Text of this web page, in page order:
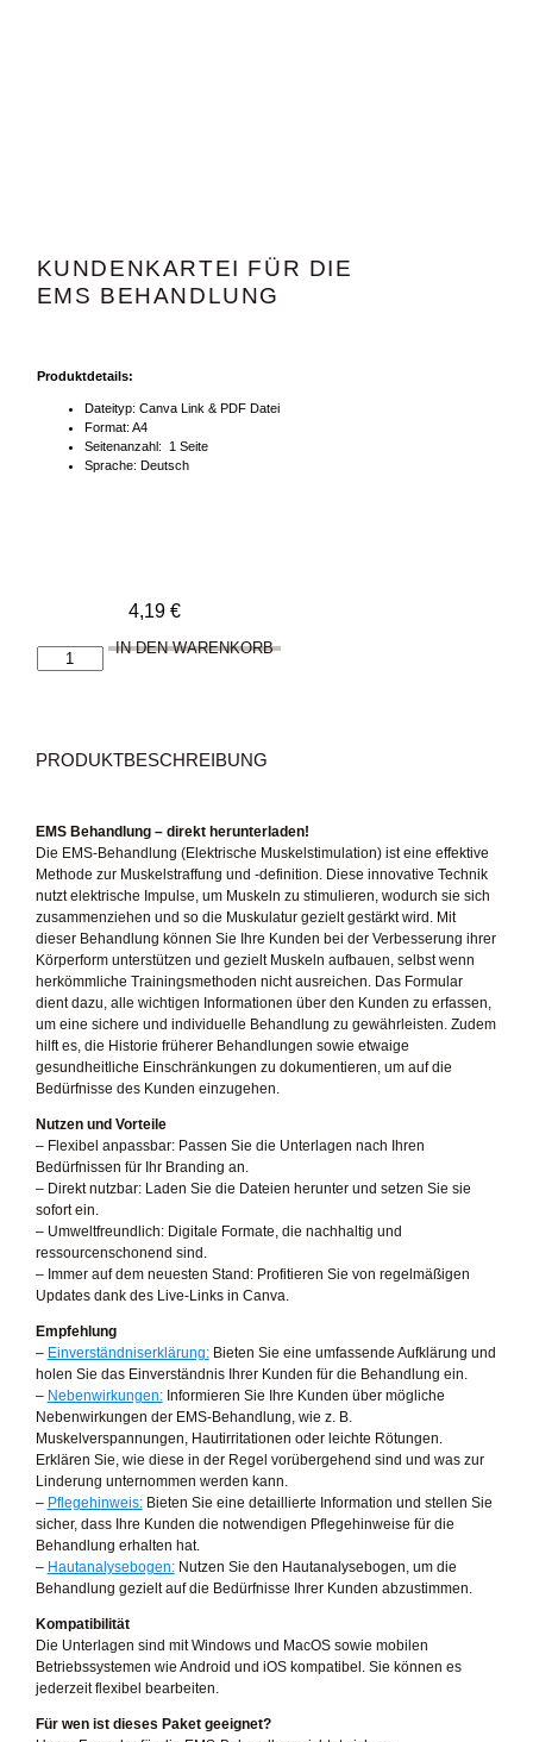
KUNDENKARTEI FÜR DIE
EMS BEHANDLUNG
Produktdetails:
Dateityp: Canva Link & PDF Datei
Format: A4
Seitenanzahl: 1 Seite
Sprache: Deutsch
4,19 €
Kundenkartei
für
Menge
IN DEN WARENKORB
PRODUKTBESCHREIBUNG
EMS Behandlung – direkt herunterladen!
Die EMS-Behandlung (Elektrische Muskelstimulation) ist eine effektive
Methode zur Muskelstraffung und -definition. Diese innovative Technik
nutzt elektrische Impulse, um Muskeln zu stimulieren, wodurch sie sich
zusammenziehen und so die Muskulatur gezielt gestärkt wird. Mit
dieser Behandlung können Sie Ihre Kunden bei der Verbesserung ihrer
Körperform unterstützen und gezielt Muskeln aufbauen, selbst wenn
herkömmliche Trainingsmethoden nicht ausreichen. Das Formular
dient dazu, alle wichtigen Informationen über den Kunden zu erfassen,
um eine sichere und individuelle Behandlung zu gewährleisten. Zudem
hilft es, die Historie früherer Behandlungen sowie etwaige
gesundheitliche Einschränkungen zu dokumentieren, um auf die
Bedürfnisse des Kunden einzugehen.
Nutzen und Vorteile
– Flexibel anpassbar: Passen Sie die Unterlagen nach Ihren
Bedürfnissen für Ihr Branding an.
– Direkt nutzbar: Laden Sie die Dateien herunter und setzen Sie sie
sofort ein.
– Umweltfreundlich: Digitale Formate, die nachhaltig und
ressourcenschonend sind.
– Immer auf dem neuesten Stand: Profitieren Sie von regelmäßigen
Updates dank des Live-Links in Canva.
Empfehlung
– Einverständniserklärung:Bieten Sie eine umfassende Aufklärung und
holen Sie das Einverständnis Ihrer Kunden für die Behandlung ein.
– Nebenwirkungen:Informieren Sie Ihre Kunden über mögliche
Nebenwirkungen der EMS-Behandlung, wie z. B.
Muskelverspannungen, Hautirritationen oder leichte Rötungen.
Erklären Sie, wie diese in der Regel vorübergehend sind und was zur
Linderung unternommen werden kann.
– Pflegehinweis:Bieten Sie eine detaillierte Information und stellen Sie
sicher, dass Ihre Kunden die notwendigen Pflegehinweise für die
Behandlung erhalten hat.
– Hautanalysebogen:Nutzen Sie den Hautanalysebogen, um die
Behandlung gezielt auf die Bedürfnisse Ihrer Kunden abzustimmen.
Kompatibilität
Die Unterlagen sind mit Windows und MacOS sowie mobilen
Betriebssystemen wie Android und iOS kompatibel. Sie können es
jederzeit flexibel bearbeiten.
Für wen ist dieses Paket geeignet?